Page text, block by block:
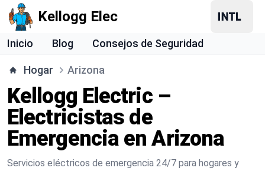
Kellogg Elec
Inicio Blog Consejos de Seguridad
Hogar Arizona
Kellogg Electric –
Electricistas de
Emergencia en Arizona
Servicios eléctricos de emergencia 24/7 para hogares y